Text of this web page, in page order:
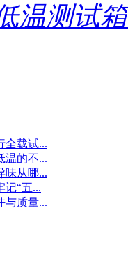
温测试
全载试...
温的不...
味从哪...
记“五...
与质量...